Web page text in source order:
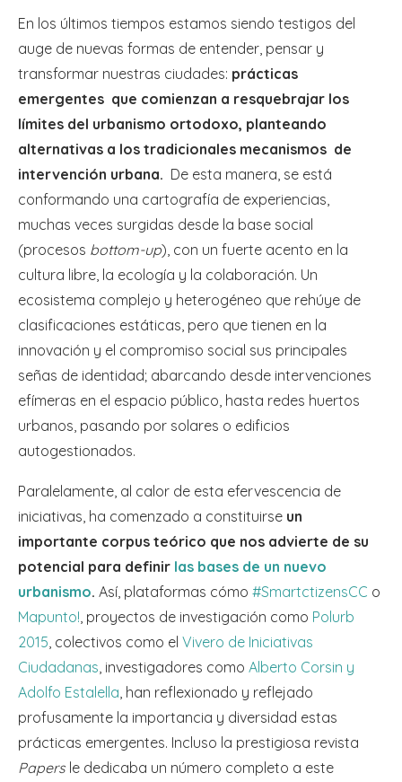
En los últimos tiempos estamos siendo testigos del
auge de nuevas formas de entender, pensar y
transformar nuestras ciudades: prácticas
emergentes que comienzan a resquebrajar los
límites del urbanismo ortodoxo, planteando
alternativas a los tradicionales mecanismos de
intervención urbana. De esta manera, se está
conformando una cartografía de experiencias,
muchas veces surgidas desde la base social
(procesos bottom-up), con un fuerte acento en la
cultura libre, la ecología y la colaboración. Un
ecosistema complejo y heterogéneo que rehúye de
clasificaciones estáticas, pero que tienen en la
innovación y el compromiso social sus principales
señas de identidad; abarcando desde intervenciones
efímeras en el espacio público, hasta redes huertos
urbanos, pasando por solares o edificios
autogestionados.
Paralelamente, al calor de esta efervescencia de
iniciativas, ha comenzado a constituirse un
importante corpus teórico que nos advierte de su
potencial para definir las bases de un nuevo
urbanismo. Así, plataformas cómo #SmartctizensCC o
Mapunto! , proyectos de investigación como Polurb
2015 , colectivos como el Vivero de Iniciativas
Ciudadanas , investigadores como Alberto Corsin y
Adolfo Estalella , han reflexionado y reflejado
profusamente la importancia y diversidad estas
prácticas emergentes. Incluso la prestigiosa revista
Papers le dedicaba un número completo a este